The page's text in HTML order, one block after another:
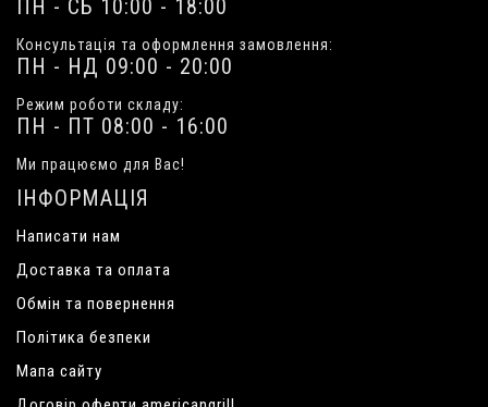
ПН - СБ 10:00 - 18:00
Консультація та оформлення замовлення:
ПН - НД 09:00 - 20:00
Режим роботи складу:
ПН - ПТ 08:00 - 16:00
Ми працюємо для Вас!
ІНФОРМАЦІЯ
Написати нам
Доставка та оплата
Обмін та повернення
Політика безпеки
Мапа сайту